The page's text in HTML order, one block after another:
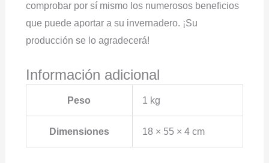
comprobar por sí mismo los numerosos beneficios
que puede aportar a su invernadero. ¡Su
producción se lo agradecerá!
Información adicional
Peso 1 kg
Dimensiones 18 × 55 × 4 cm